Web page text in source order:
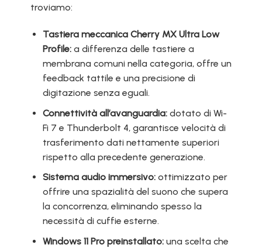
troviamo:
Tastiera meccanica Cherry MX Ultra Low
Profile:a differenza delle tastiere a
membrana comuni nella categoria, offre un
feedback tattile e una precisione di
digitazione senza eguali.
Connettività all’avanguardia:dotato di Wi-
Fi 7 e Thunderbolt 4, garantisce velocità di
trasferimento dati nettamente superiori
rispetto alla precedente generazione.
Sistema audio immersivo:ottimizzato per
offrire una spazialità del suono che supera
la concorrenza, eliminando spesso la
necessità di cuffie esterne.
Windows 11 Pro preinstallato:una scelta che